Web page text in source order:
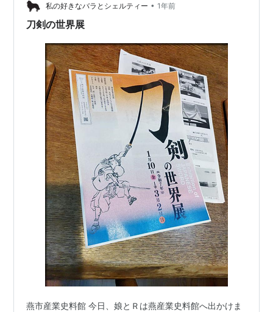
私の好きなバラとシェルティー • 1年前
刀剣の世界展
燕市産業史料館 今日、娘とＲは燕産業史料館へ出かけま